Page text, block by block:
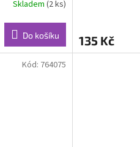
Skladem (2 ks)
Do košíku 135 Kč
Kód: 764075